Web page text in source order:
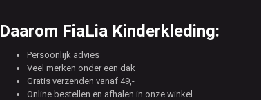
Daarom FiaLia Kinderkleding:
Persoonlijk advies
Veel merken onder een dak
Gratis verzenden vanaf 49,-
Online bestellen en afhalen in onze winkel